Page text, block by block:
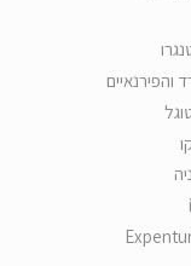
והפירנאיים